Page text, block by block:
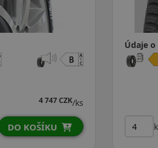
3 649 CZK
DO KOŠÍKU